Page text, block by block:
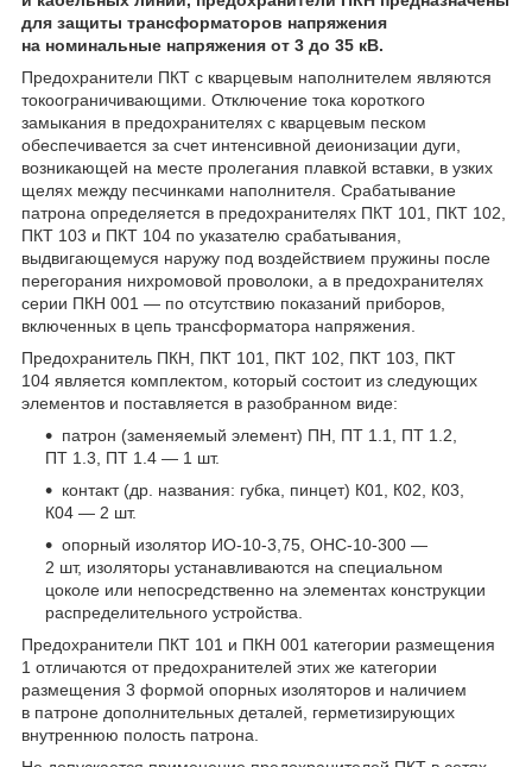
для защиты трансформаторов напряжения
на номинальные напряжения от 3 до 35 кВ.
Предохранители ПКТ с кварцевым наполнителем являются
токоограничивающими. Отключение тока короткого
замыкания в предохранителях с кварцевым песком
обеспечивается за счет интенсивной деионизации дуги,
возникающей на месте пролегания плавкой вставки, в узких
щелях между песчинками наполнителя. Срабатывание
патрона определяется в предохранителях ПКТ 101, ПКТ 102,
ПКТ 103 и ПКТ 104 по указателю срабатывания,
выдвигающемуся наружу под воздействием пружины после
перегорания нихромовой проволоки, а в предохранителях
серии ПКН 001 — по отсутствию показаний приборов,
включенных в цепь трансформатора напряжения.
Предохранитель ПКН, ПКТ 101, ПКТ 102, ПКТ 103, ПКТ
104 является комплектом, который состоит из следующих
элементов и поставляется в разобранном виде:
патрон (заменяемый элемент) ПН, ПТ 1.1, ПТ 1.2,
ПТ 1.3, ПТ 1.4 — 1 шт.
контакт (др. названия: губка, пинцет) К01, К02, К03,
К04 — 2 шт.
опорный изолятор ИО-10-3,75, ОНС-10-300 —
2 шт, изоляторы устанавливаются на специальном
цоколе или непосредственно на элементах конструкции
распределительного устройства.
Предохранители ПКТ 101 и ПКН 001 категории размещения
1 отличаются от предохранителей этих же категории
размещения 3 формой опорных изоляторов и наличием
в патроне дополнительных деталей, герметизирующих
внутреннюю полость патрона.